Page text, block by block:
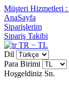
Müşteri Hizmetleri :
AnaSayfa
Siparişlerim
Sipariş Takibi
TR − TL
Dil
Para Birimi
Hoşgeldiniz Sn.